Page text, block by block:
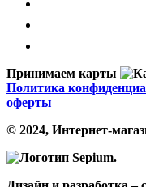
Принимаем карты
Политика
оферты
© 2024, Интернет-